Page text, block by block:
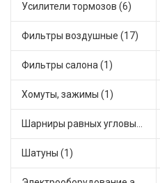
Усилители тормозов (6)
Фильтры воздушные (17)
Фильтры салона (1)
Хомуты, зажимы (1)
Шарниры равных угловых скоростей, приводные валы (16)
Шатуны (1)